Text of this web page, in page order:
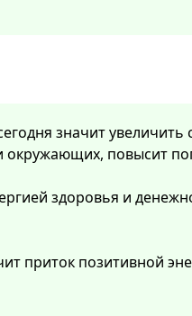
значит увеличить
окружающих, повысит
здоровья и
приток позитивной